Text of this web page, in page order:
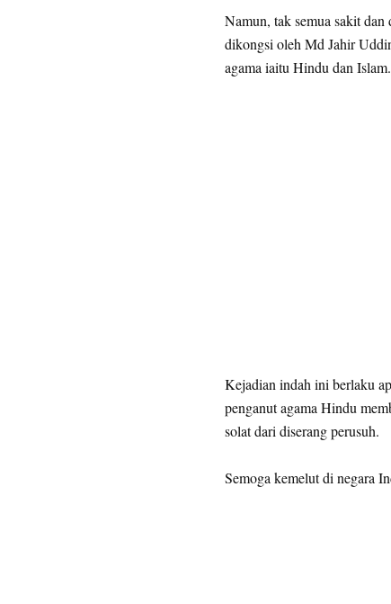
Namun, tak semua sakit
dikongsi oleh Md Jahir
agama iaitu Hindu dan Islam.
Kejadian indah ini berlaku
penganut agama Hindu
solat dari diserang perusuh.
Semoga kemelut di negara